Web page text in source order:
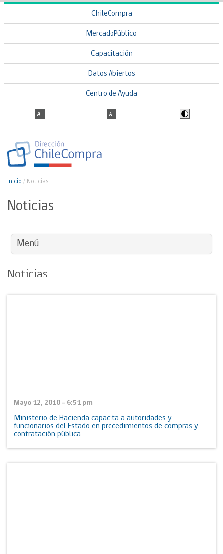
ChileCompra
MercadoPúblico
Capacitación
Datos Abiertos
Centro de Ayuda
Inicio / Noticias
Noticias
Menú
Noticias
Mayo 12, 2010 - 6:51 pm
Ministerio de Hacienda capacita a autoridades y
funcionarios del Estado en procedimientos de compras y
contratación pública